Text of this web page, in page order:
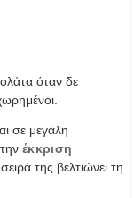
όταν δε
σε μεγάλη
έκκριση
της βελτιώνει τη